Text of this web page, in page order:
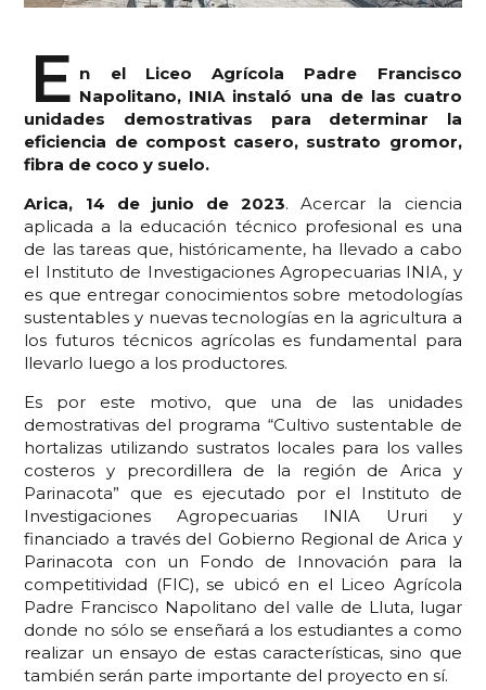
E n el Liceo Agrícola Padre Francisco
Napolitano, INIA instaló una de las cuatro
unidades demostrativas para determinar la
eficiencia de compost casero, sustrato gromor,
fibra de coco y suelo.
Arica, 14 de junio de 2023. Acercar la ciencia
aplicada a la educación técnico profesional es una
de las tareas que, históricamente, ha llevado a cabo
el Instituto de Investigaciones Agropecuarias INIA, y
es que entregar conocimientos sobre metodologías
sustentables y nuevas tecnologías en la agricultura a
los futuros técnicos agrícolas es fundamental para
llevarlo luego a los productores.
Es por este motivo, que una de las unidades
demostrativas del programa “Cultivo sustentable de
hortalizas utilizando sustratos locales para los valles
costeros y precordillera de la región de Arica y
Parinacota” que es ejecutado por el Instituto de
Investigaciones Agropecuarias INIA Ururi y
financiado a través del Gobierno Regional de Arica y
Parinacota con un Fondo de Innovación para la
competitividad (FIC), se ubicó en el Liceo Agrícola
Padre Francisco Napolitano del valle de Lluta, lugar
donde no sólo se enseñará a los estudiantes a como
realizar un ensayo de estas características, sino que
también serán parte importante del proyecto en sí.